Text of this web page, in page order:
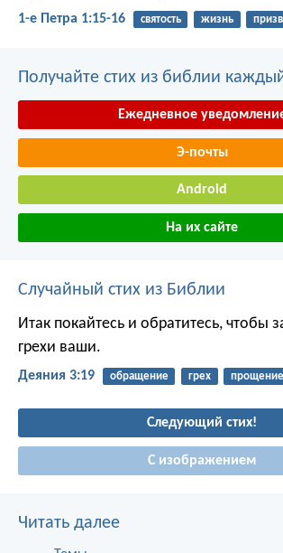
1-е Петра 1:15-16 святость жизнь
Получайте стих из библии
Ежедневное
Э-почты
Android
На их сайте
Случайный стих из Библии
Итак покайтесь и обратитесь, чтобы
грехи ваши.
Деяния 3:19 обращение грех прощение
Следующий стих!
С изображением
Читать далее